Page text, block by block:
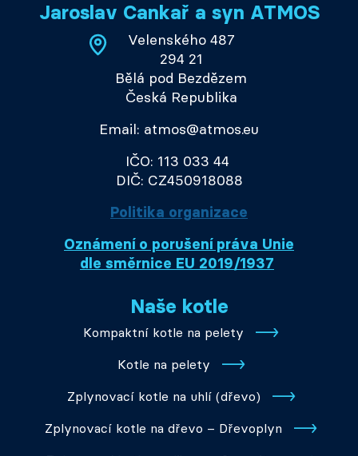
Jaroslav Cankař a syn ATMOS
Velenského 487
294 21
Bělá pod Bezdězem
Česká Republika
Email: atmos@atmos.eu
IČO: 113 033 44
DIČ: CZ450918088
Politika organizace
Oznámení o porušení práva Unie
dle směrnice EU 2019/1937
Naše kotle
Kompaktní kotle na pelety
Kotle na pelety
Zplynovací kotle na uhlí (dřevo)
Zplynovací kotle na dřevo – Dřevoplyn